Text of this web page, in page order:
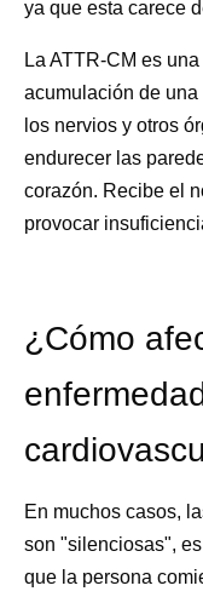
ya que esta carece
La ATTR-CM es
acumulación de
los nervios y otros
endurecer las
corazón. Recibe el
provocar
¿Cómo
En muchos casos,
son "silenciosas",
que la persona